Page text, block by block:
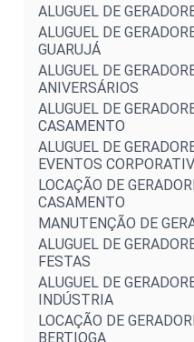
ALUGUEL DE
ALUGUEL DE
GUARUJÁ
ALUGUEL DE
ANIVERSÁRIOS
ALUGUEL DE
CASAMENTO
ALUGUEL DE
EVENTOS
LOCAÇÃO DE
CASAMENTO
MANUTENÇÃO DE
ALUGUEL DE
FESTAS
ALUGUEL DE
INDÚSTRIA
LOCAÇÃO DE
BERTIOGA